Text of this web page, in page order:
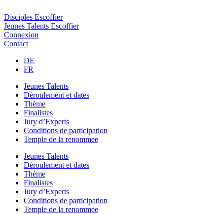
Disciples Escoffier
Jeunes Talents Escoffier
Connexion
Contact
DE
FR
Jeunes Talents
Déroulement et dates
Thème
Finalistes
Jury d’Experts
Conditions de participation
Temple de la renommee
Jeunes Talents
Déroulement et dates
Thème
Finalistes
Jury d’Experts
Conditions de participation
Temple de la renommee